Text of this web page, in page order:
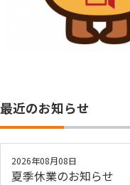
最近のお知らせ
2026年08月08日
夏季休業のお知らせ